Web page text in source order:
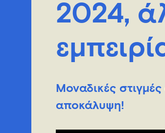
2024,
Μοναδικές
αποκάλυψη!